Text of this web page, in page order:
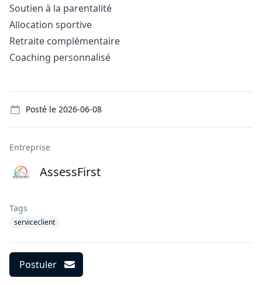
Soutien à la parentalité
Allocation sportive
Retraite complémentaire
Coaching personnalisé
Posté le 2026-06-08
Entreprise
AssessFirst
Tags
serviceclient
Postuler